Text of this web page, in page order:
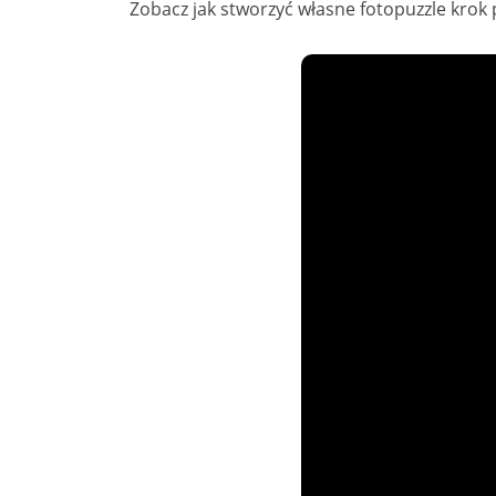
Zobacz jak stworzyć własne fotopuzzle krok